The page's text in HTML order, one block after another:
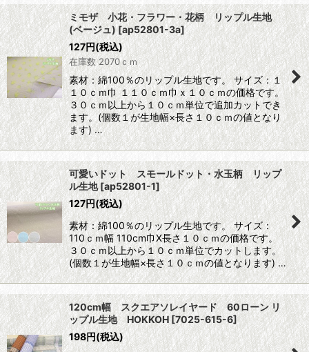
ミモザ 小花・フラワー・花柄 リップル生地
(ベージュ) [ap52801-3a]
127円(税込)
在庫数 2070ｃｍ
素材：綿100％のリップル生地です。 サイズ：１
１０ｃｍ巾 １１０ｃｍ巾ｘ１０ｃｍの価格です。
３０ｃｍ以上から１０ｃｍ単位で追加カットでき
ます。(個数１が生地幅×長さ１０ｃｍの値となり
ます) …
可愛いドット スモールドット・水玉柄 リップ
ル生地[ap52801-1]
127円(税込)
素材：綿100％のリップル生地です。 サイズ：
110ｃｍ幅 110cm巾X長さ１０ｃｍの価格です。
３０ｃｍ以上から１０ｃｍ単位でカットします。
(個数１が生地幅×長さ１０ｃｍの値となります) …
120cm幅 スクエアソレイヤード 60ローン リ
ップル生地 HOKKOH [7025-615-6]
198円(税込)